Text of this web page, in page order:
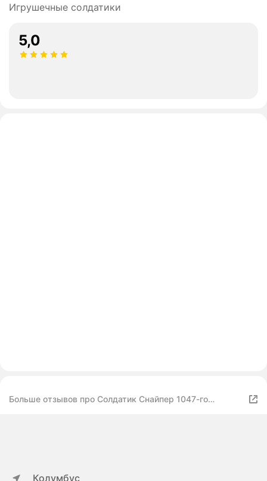
Игрушечные солдатики
5,0
Больше отзывов про Солдатик Снайпер 1047-го
Колумбус